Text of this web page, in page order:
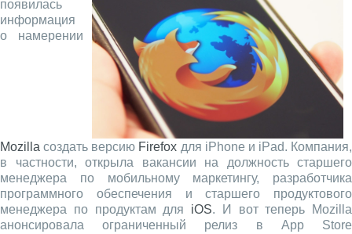
появилась
информация
о намерении
Mozilla создать версию Firefox для iPhone и iPad. Компания,
в частности, открыла вакансии на должность старшего
менеджера по мобильному маркетингу, разработчика
программного обеспечения и старшего продуктового
менеджера по продуктам для iOS. И вот теперь Mozilla
анонсировала ограниченный релиз в App Store